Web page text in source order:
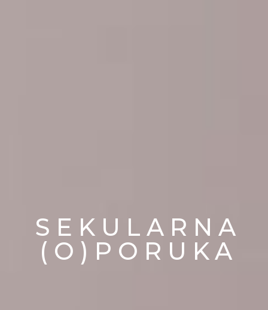
SEKULARNA
(O)PORUKA